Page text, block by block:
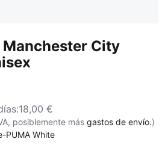
Manchester City
:18,00 €
posiblemente más gastos de envío.)
PUMA White